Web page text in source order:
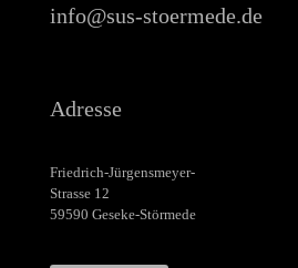
info@sus-stoermede.de
Adresse
Friedrich-Jürgensmeyer-
Strasse 12
59590 Geseke-Störmede